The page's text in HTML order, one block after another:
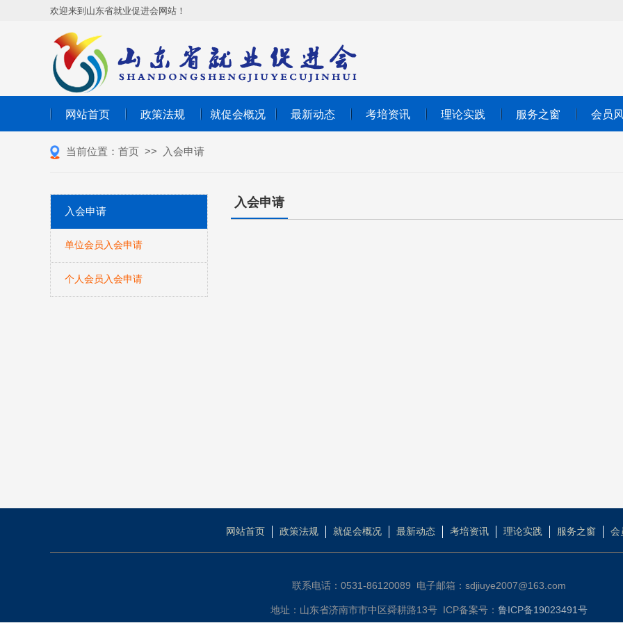
欢迎来到山东省就业促进会网站！
网站首页 政策法规 就促会概况 最新动态 考培资讯 理论实践 服务之窗 会员
当前位置： 首页 >> 入会申请
入会申请
单位会员入会申请
个人会员入会申请
入会申请
网站首页 政策法规 就促会概况 最新动态 考培资讯 理论实践 服务之窗 会
联系电话：0531-86120089 电子邮箱：sdjiuye2007@163.com
地址：山东省济南市市中区舜耕路13号 ICP备案号： 鲁ICP备19023491号